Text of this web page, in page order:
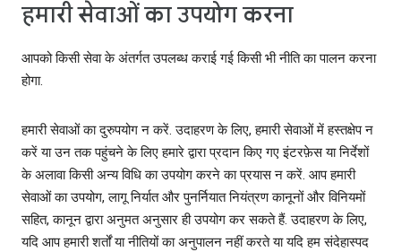
हमारी सेवाओं का उपयोग करना
आपको किसी सेवा के अंतर्गत उपलब्ध कराई गई किसी भी नीति का पालन करना
होगा.
हमारी सेवाओं का दुरुपयोग न करें. उदाहरण के लिए, हमारी सेवाओं में हस्‍तक्षेप न
करें या उन तक पहुंचने के लिए हमारे द्वारा प्रदान किए गए इंटरफ़ेस या निर्देशों
के अलावा किसी अन्य विधि का उपयोग करने का प्रयास न करें. आप हमारी
सेवाओं का उपयोग, लागू निर्यात और पुनर्नियात नियंत्रण कानूनों और विनियमों
सहित, कानून द्वारा अनुमत अनुसार ही उपयोग कर सकते हैं. उदाहरण के लिए,
यदि आप हमारी शर्तों या नीतियों का अनुपालन नहीं करते या यदि हम संदेहास्पद